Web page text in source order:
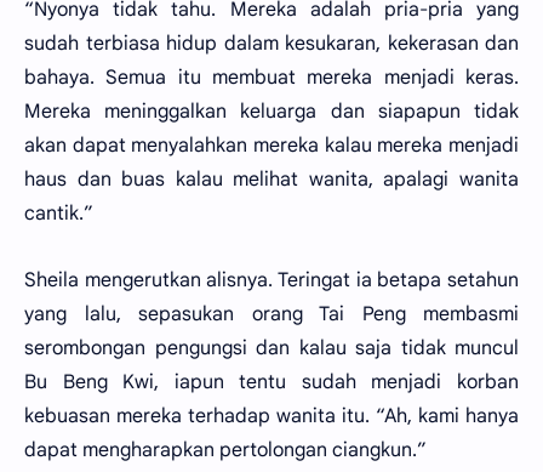
“Nyonya tidak tahu. Mereka adalah pria-pria yang
sudah terbiasa hidup dalam kesukaran, kekerasan dan
bahaya. Semua itu membuat mereka menjadi keras.
Mereka meninggalkan keluarga dan siapapun tidak
akan dapat menyalahkan mereka kalau mereka menjadi
haus dan buas kalau melihat wanita, apalagi wanita
cantik.”
Sheila mengerutkan alisnya. Teringat ia betapa setahun
yang lalu, sepasukan orang Tai Peng membasmi
serombongan pengungsi dan kalau saja tidak muncul
Bu Beng Kwi, iapun tentu sudah menjadi korban
kebuasan mereka terhadap wanita itu. “Ah, kami hanya
dapat mengharapkan pertolongan ciangkun.”